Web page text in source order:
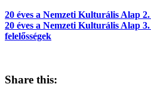
20 éves a Nemzeti Kulturális Alap
20 éves a Nemzeti Kulturális Alap 3.
felelősségek
Share this: